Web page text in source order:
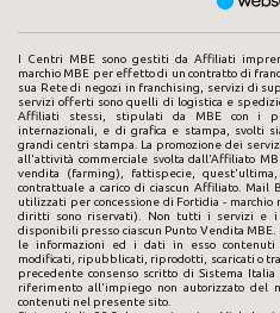
I Centri MBE sono gestiti da Affiliati
marchio MBE per effetto di un contratto di
sua Rete di negozi in franchising, servizi di
servizi offerti sono quelli di logistica e
Affiliati stessi, stipulati da MBE con i
internazionali, e di grafica e stampa, svolti
grandi centri stampa. La promozione dei
all'attività commerciale svolta dall'Affiliato
vendita (farming), fattispecie,
contrattuale a carico di ciascun Affiliato. Mail
utilizzati per concessione di Fortidia -
diritti sono riservati). Non tutti i servizi e i
disponibili presso ciascun Punto Vendita
le informazioni ed i dati in esso contenuti
modificati, ripubblicati, riprodotti, scaricati o
precedente consenso scritto di Sistema
riferimento all'impiego non autorizzato del
contenuti nel presente sito.